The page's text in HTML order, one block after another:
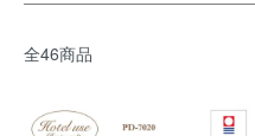
全46商品